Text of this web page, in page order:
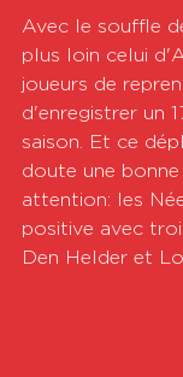
Avec le souffle
plus loin celui
joueurs de
d'enregistrer un
saison. Et ce
doute une
attention: les
positive avec
Den Helder et